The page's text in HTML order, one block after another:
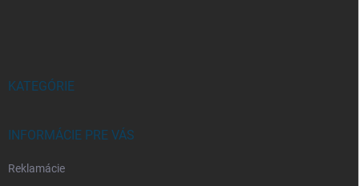
KATEGÓRIE
INFORMÁCIE PRE VÁS
Reklamácie